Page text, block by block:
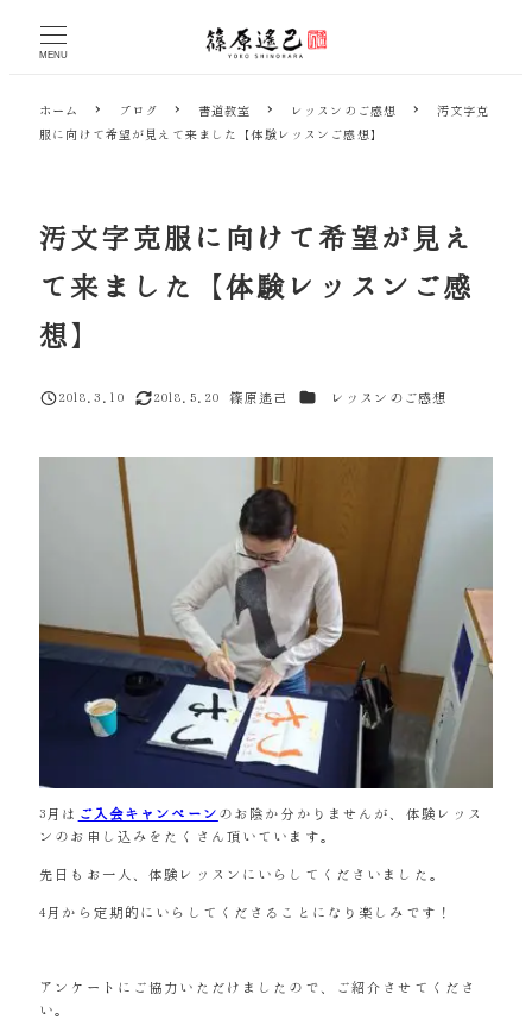
MENU
ホーム ブログ 書道教室 レッスンのご感想
汚文字克
服に向けて希望が見えて来ました【体験レッスンご感想】
汚文字克服に向けて希望が見え
て来ました【体験レッスンご感
想】
投稿日
2018.3.10
更新日
2018.5.20
篠原遙己 カテゴリーレッスンのご感想
3月は ご入会キャンペーン のお陰か分かりませんが、体験レッス
ンのお申し込みをたくさん頂いています。
先日もお一人、体験レッスンにいらしてくださいました。
4月から定期的にいらしてくださることになり楽しみです！
アンケートにご協力いただけましたので、ご紹介させてくださ
い。